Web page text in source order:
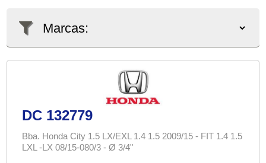
DC 132779
Bba. Honda City 1.5 LX/EXL 1.4 1.5 2009/15 - FIT 1.4 1.5
LXL -LX 08/15-080/3 - Ø 3/4"